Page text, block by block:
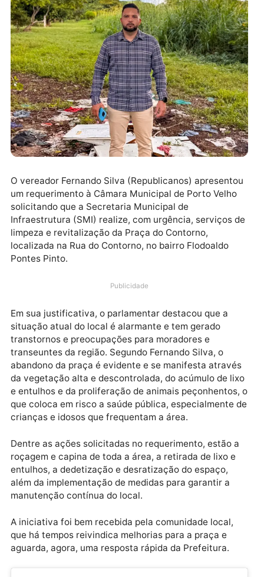
O vereador Fernando Silva (Republicanos)
um requerimento à Câmara Municipal de Porto Velho
Infraestrutura (SMI) realize, com urgência, serviços
localizada na Rua do Contorno, no bairro Flodoaldo
Pontes Pinto.
Publicidade
Em sua justificativa, o parlamentar destacou que a
situação atual do local é alarmante e tem gerado
transtornos e preocupações para moradores e
abandono da praça é evidente e se manifesta
da vegetação alta e descontrolada, do acúmulo de
e entulhos e da proliferação de animais
que coloca em risco a saúde pública, especialmente
crianças e idosos que frequentam a área.
Dentre as ações solicitadas no requerimento, estão
roçagem e capina de toda a área, a retirada de lixo e